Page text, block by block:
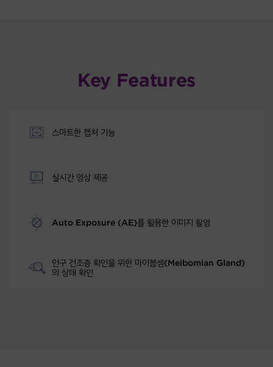
Key Features
스마트한 캡처 기능
실시간 영상 제공
Auto Exposure (AE)를 활용한 이미지 촬영
안구 건조증 확인을 위한 마이봄샘(Meibomian Gland)
의 상태 확인